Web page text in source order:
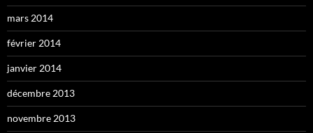
mars 2014
février 2014
janvier 2014
décembre 2013
novembre 2013